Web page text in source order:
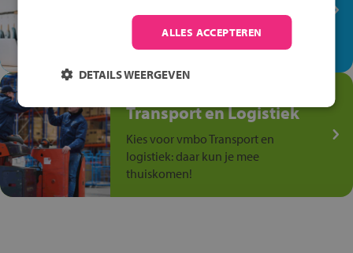
Ontdek via het vmbo jouw talent
op de winkelvloer, waar elke dag
anders is!
Transport en Logistiek
Kies voor vmbo Transport en
logistiek: daar kun je mee
thuiskomen!
ALLES ACCEPTEREN
DETAILS WEERGEVEN